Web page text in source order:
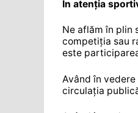
În atenția
Ne aflăm în plin
competiția sau
este
Având în
circulația